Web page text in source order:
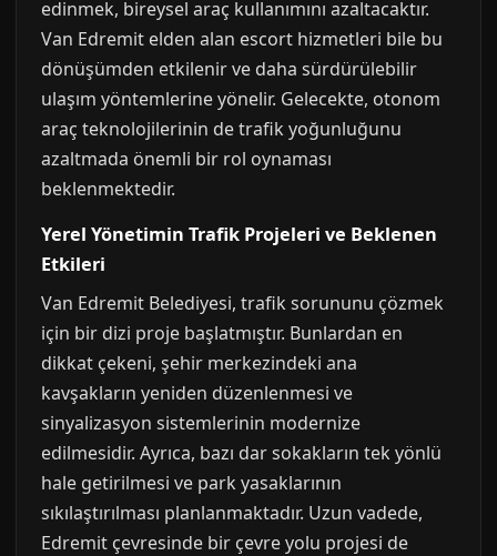
edinmek, bireysel araç kullanımını azaltacaktır.
Van Edremit elden alan escort hizmetleri bile bu
dönüşümden etkilenir ve daha sürdürülebilir
ulaşım yöntemlerine yönelir. Gelecekte, otonom
araç teknolojilerinin de trafik yoğunluğunu
azaltmada önemli bir rol oynaması
beklenmektedir.
Yerel Yönetimin Trafik Projeleri ve Beklenen
Etkileri
Van Edremit Belediyesi, trafik sorununu çözmek
için bir dizi proje başlatmıştır. Bunlardan en
dikkat çekeni, şehir merkezindeki ana
kavşakların yeniden düzenlenmesi ve
sinyalizasyon sistemlerinin modernize
edilmesidir. Ayrıca, bazı dar sokakların tek yönlü
hale getirilmesi ve park yasaklarının
sıkılaştırılması planlanmaktadır. Uzun vadede,
Edremit çevresinde bir çevre yolu projesi de